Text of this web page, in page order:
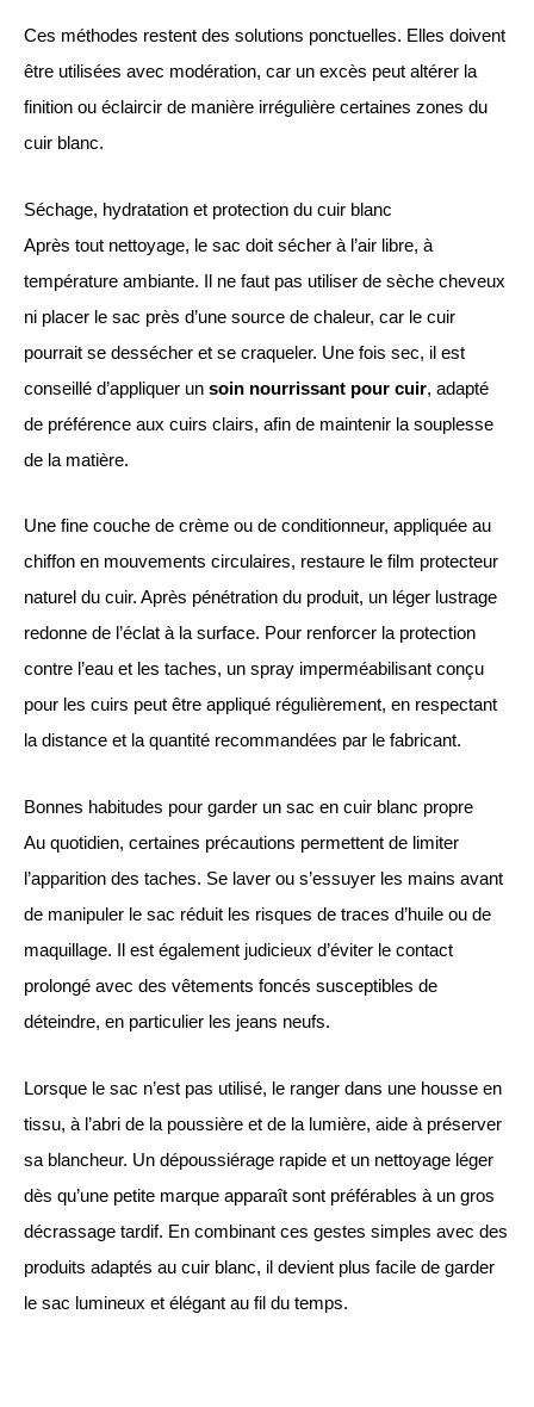
Ces méthodes restent des solutions ponctuelles. Elles doivent
être utilisées avec modération, car un excès peut altérer la
finition ou éclaircir de manière irrégulière certaines zones du
cuir blanc.
Séchage, hydratation et protection du cuir blanc
Après tout nettoyage, le sac doit sécher à l’air libre, à
température ambiante. Il ne faut pas utiliser de sèche cheveux
ni placer le sac près d’une source de chaleur, car le cuir
pourrait se dessécher et se craqueler. Une fois sec, il est
conseillé d’appliquer un soin nourrissant pour cuir, adapté
de préférence aux cuirs clairs, afin de maintenir la souplesse
de la matière.
Une fine couche de crème ou de conditionneur, appliquée au
chiffon en mouvements circulaires, restaure le film protecteur
naturel du cuir. Après pénétration du produit, un léger lustrage
redonne de l’éclat à la surface. Pour renforcer la protection
contre l’eau et les taches, un spray imperméabilisant conçu
pour les cuirs peut être appliqué régulièrement, en respectant
la distance et la quantité recommandées par le fabricant.
Bonnes habitudes pour garder un sac en cuir blanc propre
Au quotidien, certaines précautions permettent de limiter
l’apparition des taches. Se laver ou s’essuyer les mains avant
de manipuler le sac réduit les risques de traces d’huile ou de
maquillage. Il est également judicieux d’éviter le contact
prolongé avec des vêtements foncés susceptibles de
déteindre, en particulier les jeans neufs.
Lorsque le sac n’est pas utilisé, le ranger dans une housse en
tissu, à l’abri de la poussière et de la lumière, aide à préserver
sa blancheur. Un dépoussiérage rapide et un nettoyage léger
dès qu’une petite marque apparaît sont préférables à un gros
décrassage tardif. En combinant ces gestes simples avec des
produits adaptés au cuir blanc, il devient plus facile de garder
le sac lumineux et élégant au fil du temps.